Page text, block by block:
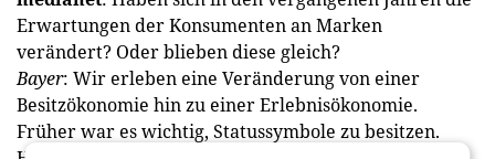
Erwartungen der Konsumenten an Marken
verändert? Oder blieben diese gleich?
Bayer: Wir erleben eine Veränderung von einer
Besitzökonomie hin zu einer Erlebnisökonomie.
Früher war es wichtig, Statussymbole zu besitzen.